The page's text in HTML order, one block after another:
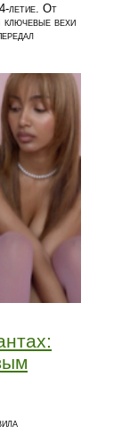
летие. От
вехи